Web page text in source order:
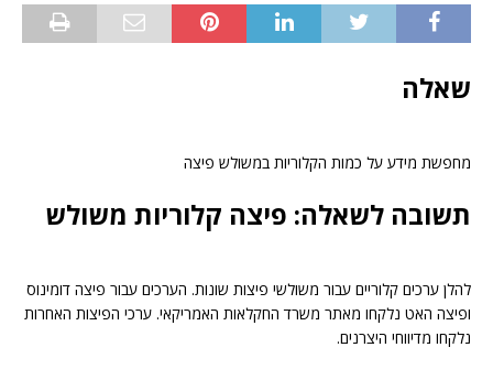
שאלה
מחפשת מידע על כמות הקלוריות במשולש פיצה
תשובה לשאלה: פיצה קלוריות משולש
להלן ערכים קלוריים עבור משולשי פיצות שונות. הערכים עבור פיצה דומינוס
ופיצה האט נלקחו מאתר משרד החקלאות האמריקאי. ערכי הפיצות האחרות
נלקחו מדיווחי היצרנים.